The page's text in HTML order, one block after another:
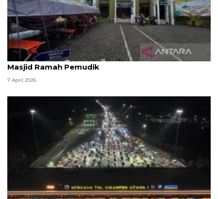
Kemenag: 3,5 juta orang manfaatkan layanan
Masjid Ramah Pemudik
7 April 2026